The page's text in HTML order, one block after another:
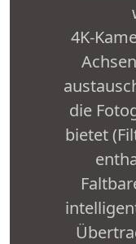
4K-
die
bietet